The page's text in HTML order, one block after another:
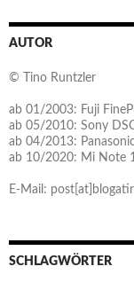
AUTOR
© Tino Runtzler
ab 01/2003: Fuji
ab 05/2010: Sony
ab 04/2013:
ab 10/2020: Mi Note
E-Mail:
SCHLAGWÖRTER